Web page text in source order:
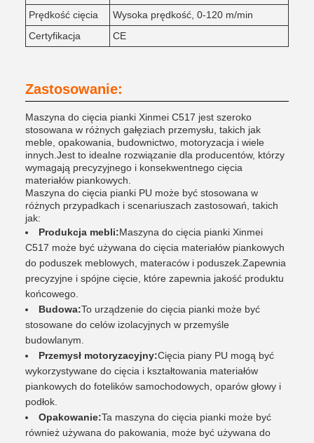
Prędkość cięcia
Wysoka prędkość, 0-120 m/min
Certyfikacja
CE
Zastosowanie:
Maszyna do cięcia pianki Xinmei C517 jest szeroko
stosowana w różnych gałęziach przemysłu, takich jak
meble, opakowania, budownictwo, motoryzacja i wiele
innych.Jest to idealne rozwiązanie dla producentów, którzy
wymagają precyzyjnego i konsekwentnego cięcia
materiałów piankowych.
Maszyna do cięcia pianki PU może być stosowana w
różnych przypadkach i scenariuszach zastosowań, takich
jak:
Produkcja mebli:Maszyna do cięcia pianki Xinmei
C517 może być używana do cięcia materiałów piankowych
do poduszek meblowych, materaców i poduszek.Zapewnia
precyzyjne i spójne cięcie, które zapewnia jakość produktu
końcowego.
Budowa:To urządzenie do cięcia pianki może być
stosowane do celów izolacyjnych w przemyśle
budowlanym.
Przemysł motoryzacyjny:Cięcia piany PU mogą być
wykorzystywane do cięcia i kształtowania materiałów
piankowych do fotelików samochodowych, oparów głowy i
podłok.
Opakowanie:Ta maszyna do cięcia pianki może być
również używana do pakowania, może być używana do